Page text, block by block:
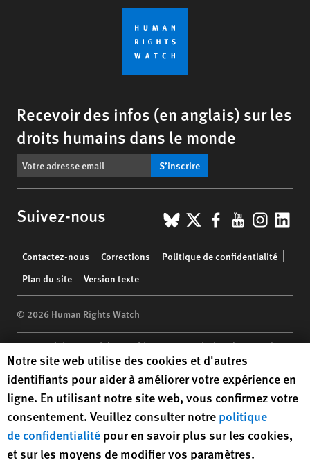
Recevoir des infos (en anglais) sur les
droits humains dans le monde
S’inscrire
Suivez-nous BlueSky
X Facebook
YouTube
menu
Contactez-nous Corrections
Politique de confidentialité
Plan du site
Version texte
© 2026 Human Rights Watch
Human Rights Watch| 350 Fifth Avenue, 34th Floor | New York,NY
10118-3299USA |t1.212.290.4700
Human Rights Watchis a 501(C)(3) nonprofit registered in the US
under EIN: 13-2875808
Human Rights Watch cookie preferences
Notre site web utilise des cookies et d'autres
identifiants pour aider à améliorer votre expérience en
ligne. En utilisant notre site web, vous confirmez votre
consentement. Veuillez consulter notre politique
de confidentialité pour en savoir plus sur les cookies,
et sur les moyens de modifier vos paramètres.